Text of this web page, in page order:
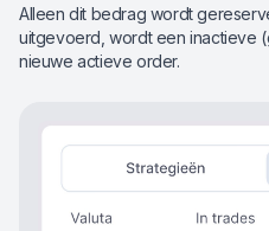
Alleen dit bedrag wordt
uitgevoerd, wordt een inactieve
nieuwe actieve order.